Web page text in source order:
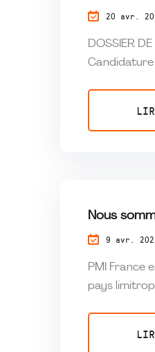
20 avr.
DOSSIER
Candidature
Nous
9 avr.
PMI France
pays